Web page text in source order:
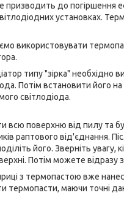
призводить до погіршення
установках.
використовувати
типу "зірка"
Потім встановити його
світлодіода.
всю поверхню від пилу та
раптового від'єднання.
його. Зверніть увагу,
Потім можете відразу
з термопастою вже
термопасти, маючи точні